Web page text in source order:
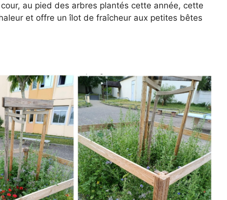
au pied des arbres plantés cette année, cette
et offre un îlot de fraîcheur aux petites bêtes